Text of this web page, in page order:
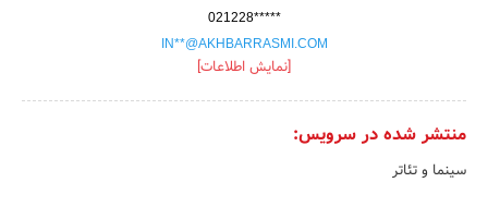
021228*****
IN**@AKHBARRASMI.COM
[نمایش اطلاعات]
منتشر شده در سرویس:
سینما و تئاتر